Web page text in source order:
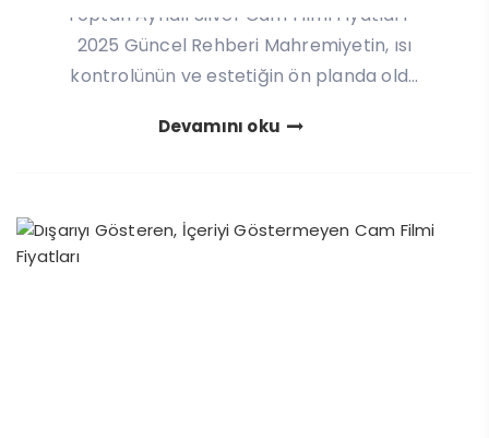
Toptan Aynalı Silver Cam Filmi Fiyatları –
2025 Güncel Rehberi Mahremiyetin, ısı
kontrolünün ve estetiğin ön planda old...
Devamını oku